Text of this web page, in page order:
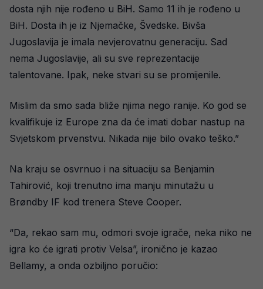
dosta njih nije rođeno u BiH. Samo 11 ih je rođeno u
BiH. Dosta ih je iz Njemačke, Švedske. Bivša
Jugoslavija je imala nevjerovatnu generaciju. Sad
nema Jugoslavije, ali su sve reprezentacije
talentovane. Ipak, neke stvari su se promijenile.
Mislim da smo sada bliže njima nego ranije. Ko god se
kvalifikuje iz Europe zna da će imati dobar nastup na
Svjetskom prvenstvu. Nikada nije bilo ovako teško.”
Na kraju se osvrnuo i na situaciju sa Benjamin
Tahirović, koji trenutno ima manju minutažu u
Brøndby IF kod trenera Steve Cooper.
“Da, rekao sam mu, odmori svoje igrače, neka niko ne
igra ko će igrati protiv Velsa”, ironično je kazao
Bellamy, a onda ozbiljno poručio: